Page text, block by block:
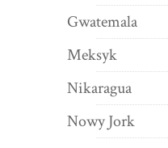
Gwatemala
Meksyk
Nikaragua
Nowy Jork